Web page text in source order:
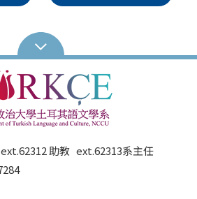
助教 ext.62313系主任